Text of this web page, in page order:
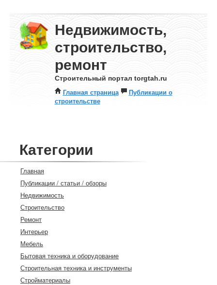
Недвижимость,
строительство,
ремонт
Строительный портал torgtah.ru
Главная страница
Публикации о
строительстве
Категории
Главная
Публикации / статьи / обзоры
Недвижимость
Строительство
Ремонт
Интерьер
Мебель
Бытовая техника и оборудование
Строительная техника и инструменты
Стройматериалы